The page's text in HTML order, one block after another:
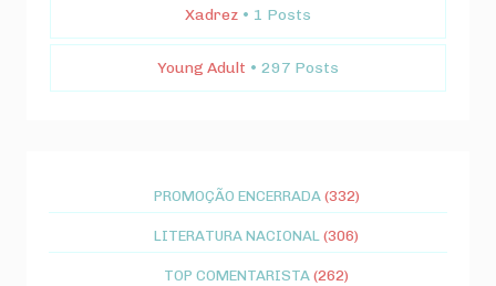
Xadrez • 1 Posts
Young Adult • 297 Posts
PROMOÇÃO ENCERRADA (332)
LITERATURA NACIONAL (306)
TOP COMENTARISTA(262)